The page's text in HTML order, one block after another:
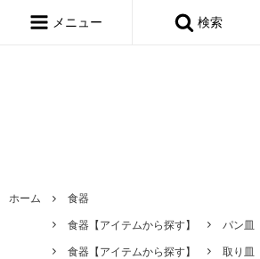
{dataLayer.push(arguments);} gtag('js', new
メニュー 検索
ホーム
食器
食器【アイテムから探す】
パン皿
食器【アイテムから探す】
取り皿